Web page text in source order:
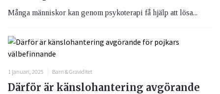
Många människor kan genom psykoterapi få hjälp att lösa...
1 januari, 2025 Barn & Graviditet
Därför är känslohantering avgörande